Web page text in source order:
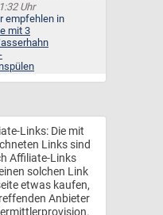
Uhr
empfehlen in
mit 3
Links: Die mit
Links sind
Affiliate-Links
solchen Link
etwas kaufen,
Anbieter